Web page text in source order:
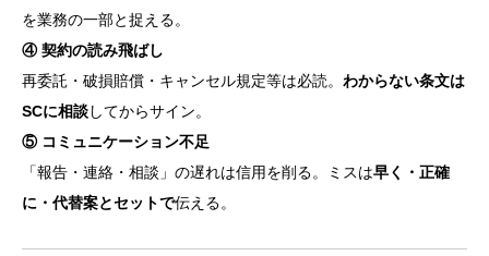
を業務の一部と捉える。
④ 契約の読み飛ばし
再委託・破損賠償・キャンセル規定等は必読。 わからない条文は
SCに相談してからサイン。
⑤ コミュニケーション不足
「報告・連絡・相談」の遅れは信用を削る。ミスは早く・正確
に・代替案とセットで伝える。